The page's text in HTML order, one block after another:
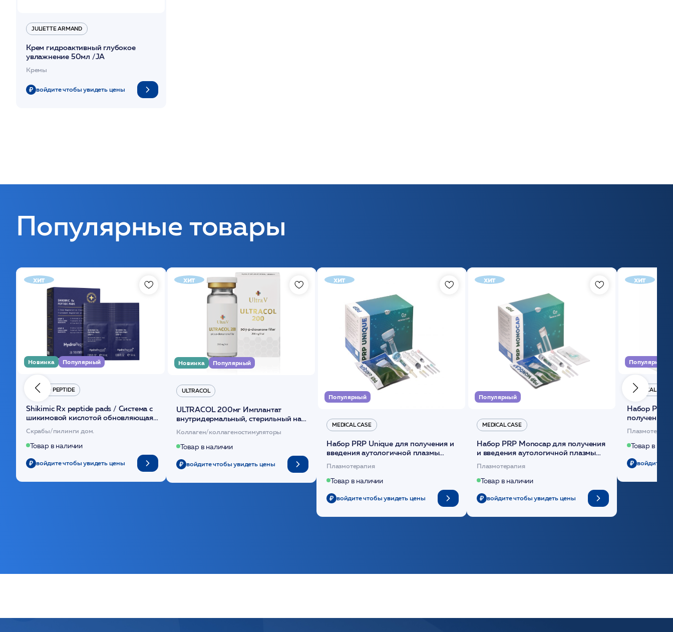
JULIETTE ARMAND
Крем гидроактивный глубокое
увлажнение 50мл /JA
Кремы
войдите чтобы увидеть цены
Популярные товары
хит
Новинка Популярный
HYDRO PEPTIDE
Shikimic Rx peptide pads / Cистема с
шикимовой кислотой обновляющая
(30шт) /HP
Скрабы/пилинги дом.
Товар в наличии
войдите чтобы увидеть цены
хит
Новинка Популярный
ULTRACOL
ULTRACOL 200мг Имплантат
внутридермальный, стерильный на
основе полидиоксанона /ULTRACOL
Коллаген/коллагеностимуляторы
Товар в наличии
войдите чтобы увидеть цены
хит
Популярный
MEDICAL CASE
Набор PRP Unique для получения и
введения аутологичной плазмы
Плазмотерапия
Товар в наличии
войдите чтобы увидеть цены
хит
Популярный
MEDICAL CASE
Набор PRP Monocap для получения
и введения аутологичной плазмы
Плазмотерапия
Товар в наличии
войдите чтобы увидеть цены
хит
Популярный
MEDICAL CASE
Набор Plasmoactive Стандарт для
получения
Товар в
войдите